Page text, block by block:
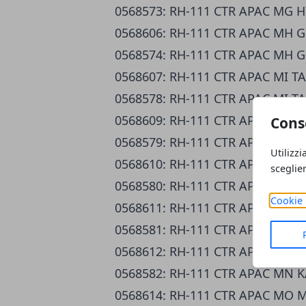
Cookie
0568573: RH-111 CTR APAC MG
0568606: RH-111 CTR APAC MH
0568574: RH-111 CTR APAC MH
0568607: RH-111 CTR APAC MI
0568578: RH-111 CTR APAC MI
0568609: RH-111 CTR APAC MJ
0568579: RH-111 CTR APAC MJ
0568610: RH-111 CTR APAC MK
0568580: RH-111 CTR APAC MK
0568611: RH-111 CTR APAC MM
0568581: RH-111 CTR APAC MM
0568612: RH-111 CTR APAC MN
0568582: RH-111 CTR APAC MN
0568614: RH-111 CTR APAC MO